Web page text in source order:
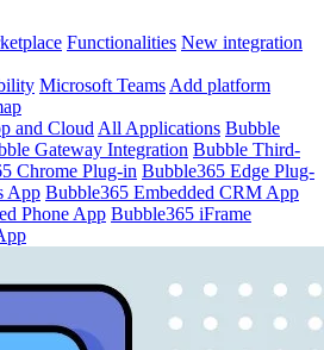
Functionalities New integration
Microsoft Teams Add platform
and Cloud All Applications Bubble
Gateway Integration Bubble Third-
Chrome Plug-in Bubble365 Edge Plug-
App Bubble365 Embedded CRM App
Phone App Bubble365 iFrame